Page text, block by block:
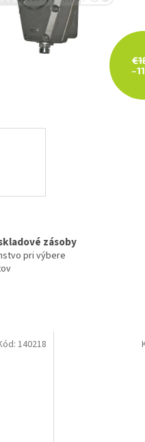
zásoby
pri výbere
140218